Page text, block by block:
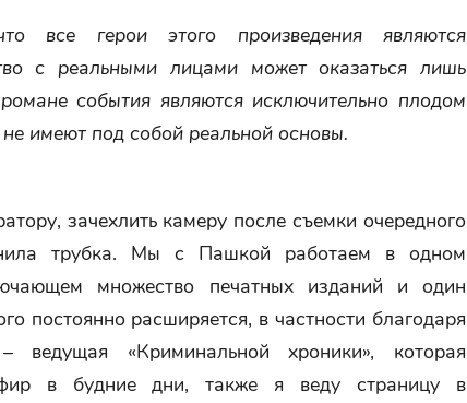
все герои этого произведения являются
с реальными лицами может оказаться лишь
события являются исключительно плодом
имеют под собой реальной основы.
зачехлить камеру после съемки очередного
трубка. Мы с Пашкой работаем в одном
множество печатных изданий и один
постоянно расширяется, в частности благодаря
«Криминальной хроники», которая
в будние дни, также я веду страницу в